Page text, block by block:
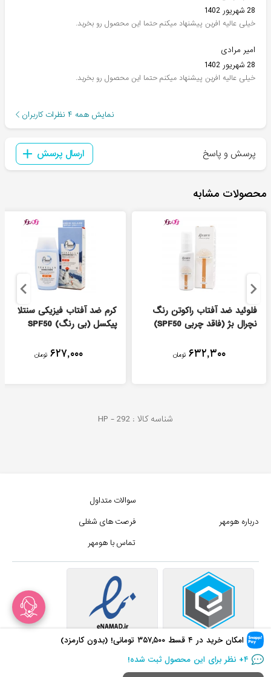
امکان خرید در ۴ قسط ۳۵۷,۵۰۰ تومانی! (بدون کارمزد) در سبد خرید۵۰+ نفر!
۴+ نظر برای این محصول ثبت شده!
28 شهریور 1402
خیلی عالیه افرین پیشنهاد میکنم حتما این محصول رو بخرید.
امیر مرادی
28 شهریور 1402
خیلی عالیه افرین پیشنهاد میکنم حتما این محصول رو بخرید.
نمایش همه ۴ نظرات کاربران
پرسش و پاسخ ارسال پرسش
محصولات مشابه
فلوئید ضد آفتاب راکوتن رنگ
نچرال بژ (فاقد چربی SPF50)
۶۳۲,۳۰۰ تومان
کرم ضد آفتاب فیزیکی سنتلا
پیکسل (بی رنگ) SPF50
۶۲۷,۰۰۰ تومان
شناسه کالا : HP -292
درباره هومهر
سوالات متداول
فرصت های شغلی
تماس با هومهر